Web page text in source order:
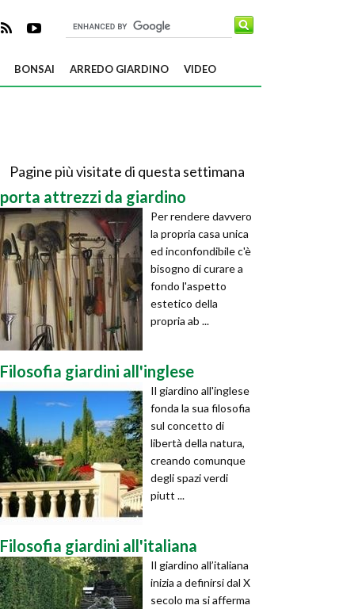
BONSAI ARREDO GIARDINO VIDEO
Pagine più visitate di questa settimana
porta attrezzi da giardino
Per rendere davvero
la propria casa unica
ed inconfondibile c'è
bisogno di curare a
fondo l'aspetto
estetico della
propria ab ...
Filosofia giardini all'inglese
Il giardino all'inglese
fonda la sua filosofia
sul concetto di
libertà della natura,
creando comunque
degli spazi verdi
piutt ...
Filosofia giardini all'italiana
Il giardino all’italiana
inizia a definirsi dal X
secolo ma si afferma